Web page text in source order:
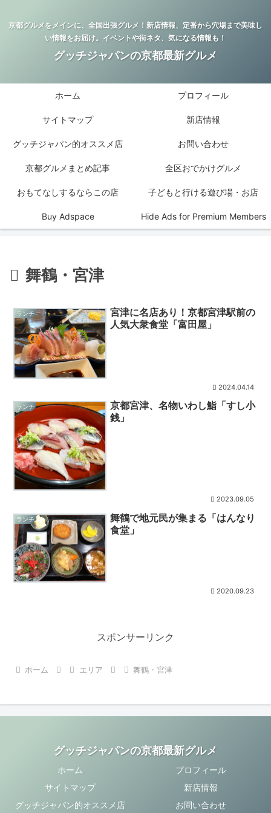
京都グルメをメインに、全国出張グルメ！新店情報、定番から穴場まで美味し
い情報をお届け。イベントや街ネタ、気になる情報も！
グッチジャパンの京都最新グルメ
ホーム プロフィール
サイトマップ 新店情報
グッチジャパン的オススメ店 お問い合わせ
京都グルメまとめ記事 全区おでかけグルメ
おもてなしするならこの店 子どもと行ける遊び場・お店
Buy Adspace Hide Ads for Premium Members
舞鶴・宮津
ランチ
宮津に名店あり！京都宮津駅前の
人気大衆食堂「富田屋」
2024.04.14
ランチ
京都宮津、名物いわし鮨「すし小
銭」
2023.09.05
ランチ
舞鶴で地元民が集まる「はんなり
食堂」
2020.09.23
スポンサーリンク
ホーム エリア 舞鶴・宮津
グッチジャパンの京都最新グルメ
ホーム
プロフィール
サイトマップ
新店情報
グッチジャパン的オススメ店
お問い合わせ